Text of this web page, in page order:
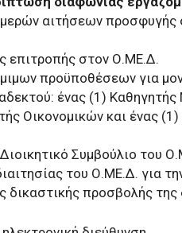
αιτήσεων
επιτροπής στον Ο.ΜΕ.Δ.
προϋποθέσεων για
ένας (1) Καθηγητής
Οικονομικών και ένας
Συμβούλιο του
του Ο.ΜΕ.Δ. για
προσβολής της